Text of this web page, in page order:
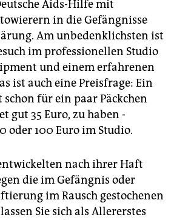
Aids-Hilfe mit
in die Gefängnisse
Am unbedenklichsten ist
im professionellen Studio
und einem erfahrenen
ist auch eine Preisfrage: Ein
für ein paar Päckchen
gut 35 Euro, zu haben -
oder 100 Euro im Studio.
nach ihrer Haft
die im Gefängnis oder
im Rausch gestochenen
Sie sich als Allererstes